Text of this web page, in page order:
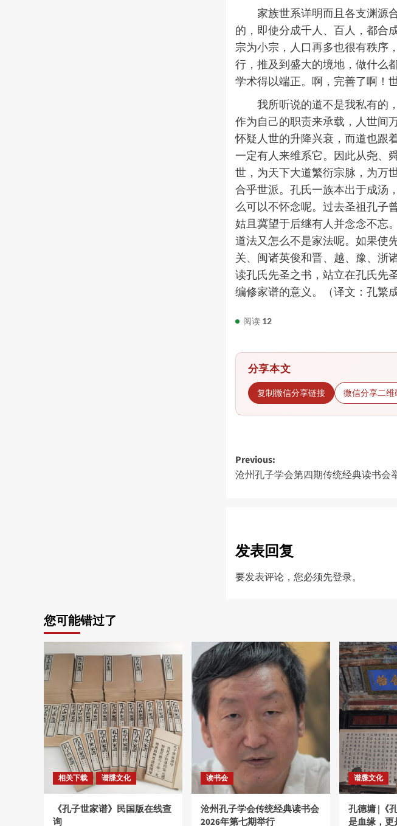
家族世系详明而且各支渊源
的，即使分成千人、百人，都合
宗为小宗，人口再多也很有秩序
行，推及到盛大的境地，做什么
学术得以端正。啊，完善了啊！
我所听说的道不是我私有的
作为自己的职责来承载，人世间
怀疑人世的升降兴衰，而道也跟
一定有人来维系它。因此从尧、
世，为天下大道繁衍宗脉，为万
合乎世派。孔氏一族本出于成汤
么可以不怀念呢。过去圣祖孔子
姑且冀望于后继有人并念念不忘
道法又怎么不是家法呢。如果使
关、闽诸英俊和晋、越、豫、浙
读孔氏先圣之书，站立在孔氏先
编修家谱的意义。（译文：孔繁成
阅读 12
分享本文
复制微信分享链接 微信分享二维
Post
navigation
Previous:
沧州孔子学会第四期传统经典读书会
发表回复
要发表评论，您必须先登录。
您可能错过了
相关下载 谱牒文化
《孔子世家谱》民国版在线查
询
读书会
沧州孔子学会传统经典读书会
2026年第七期举行
谱牒文化
孔德墉 |《
是血缘，更